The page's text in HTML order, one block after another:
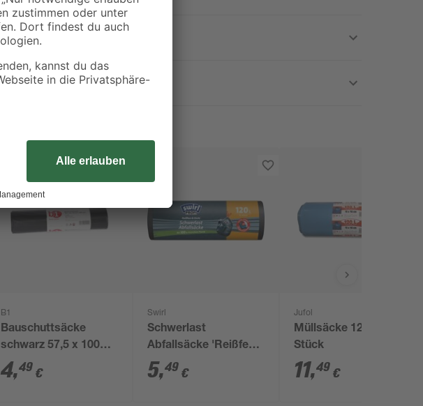
B1
Bauschuttsäcke
schwarz 57,5 x 100
cm 75 l 5 Stück
4,49 €
Swirl
Schwerlast
Abfallsäcke 'Reißfest
& Dicht' mit Zugband
120 l 12 Stück
5,49 €
Jufol
Müllsäcke 120 l 50
Stück
11,49 €